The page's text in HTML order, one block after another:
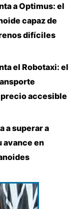
a Optimus: el
capaz de
difíciles
el Robotaxi: el
accesible
a superar a
avance en